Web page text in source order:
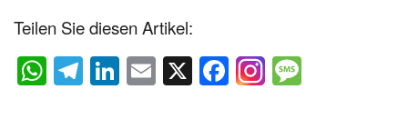
Teilen Sie diesen Artikel:
W
h
T
el
Li
n
E
m
X F
a